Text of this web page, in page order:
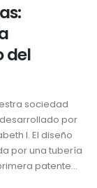
del
sociedad
por
I. El diseño
por una tubería
patente...